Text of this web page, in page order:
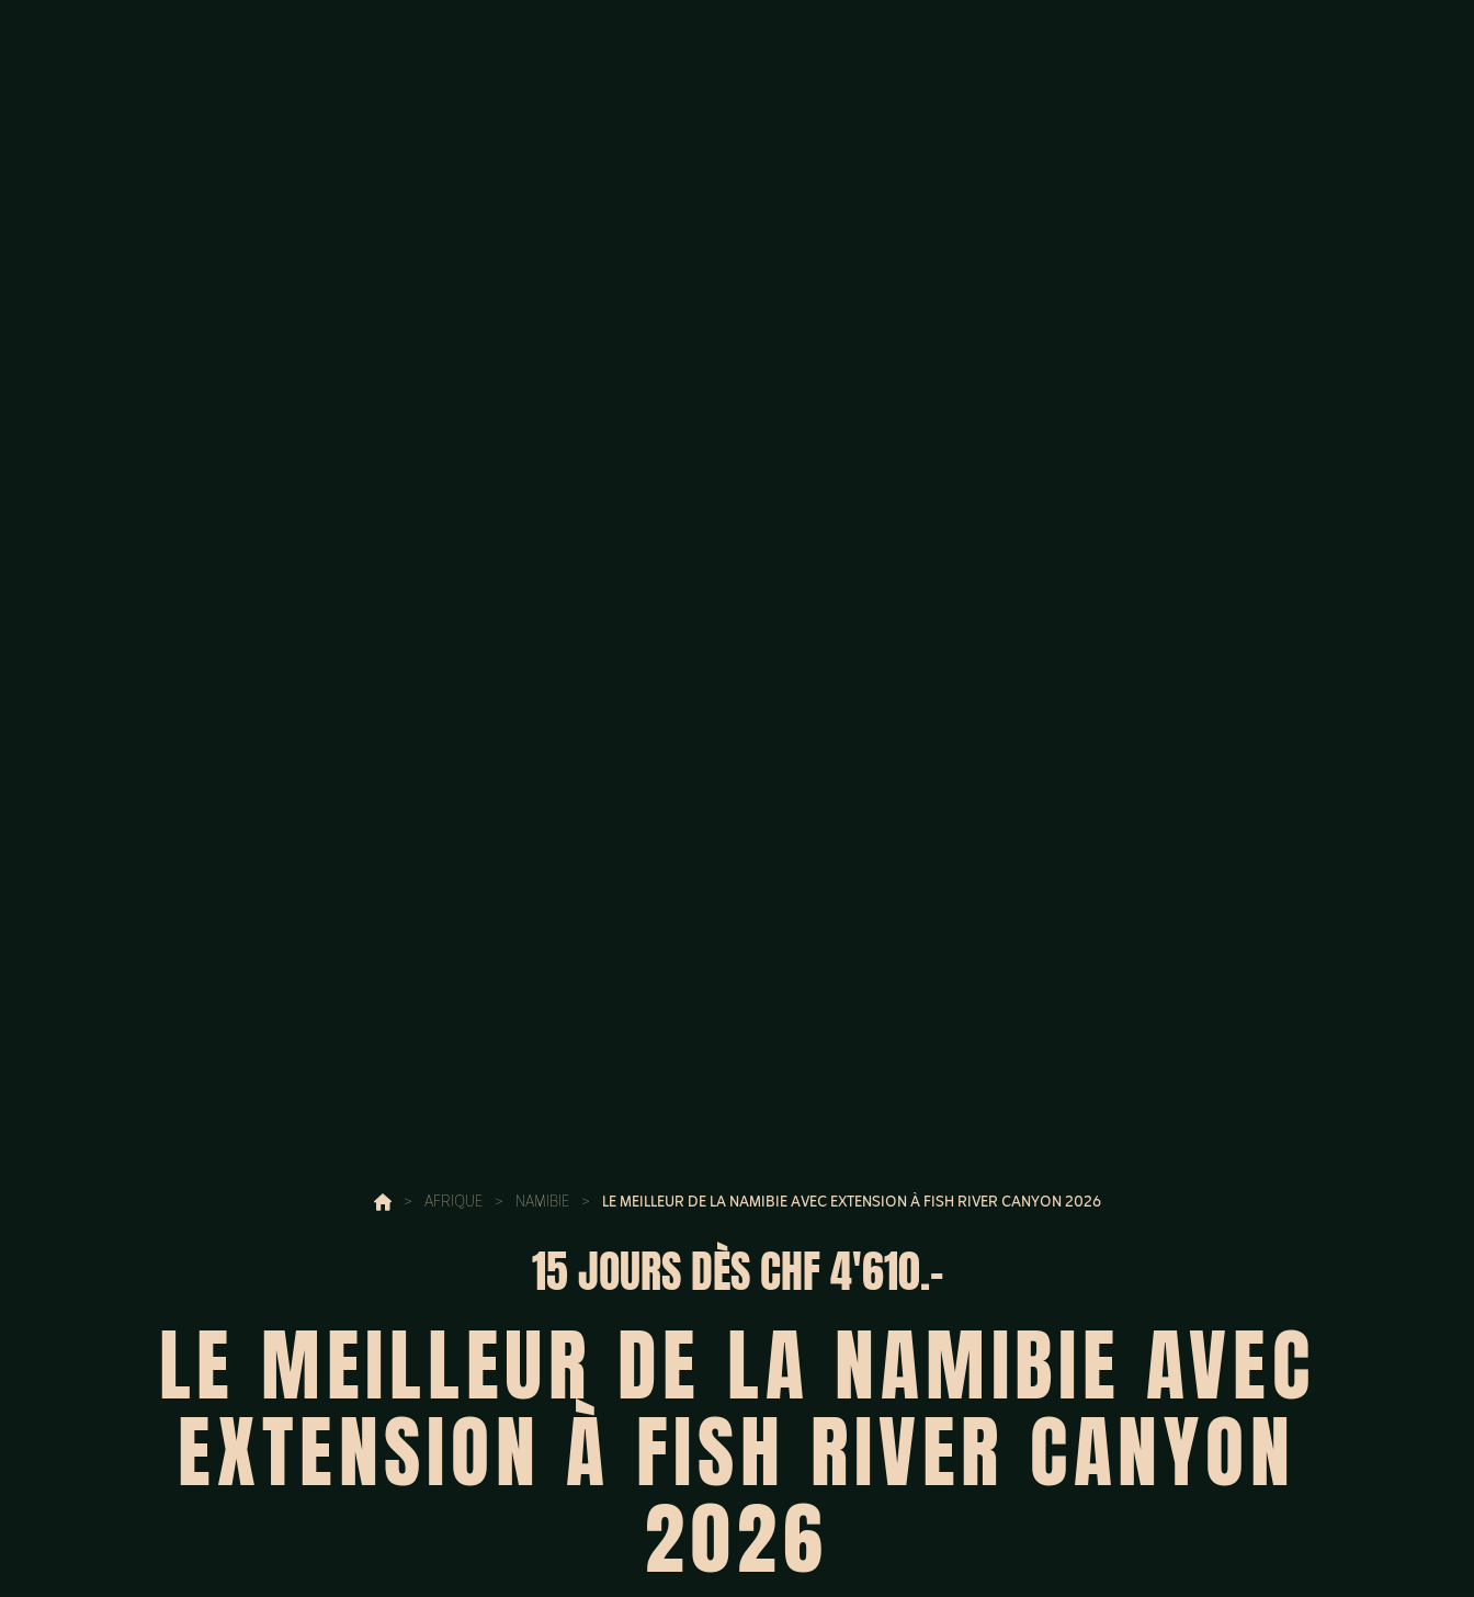
> AFRIQUE > NAMIBIE > LE MEILLEUR DE LA NAMIBIE AVEC EXTENSION À FISH RIVER CANYON 2026
15 JOURSDÈS CHF 4'610.-
LE MEILLEUR DE LA NAMIBIE AVEC
EXTENSION À FISH RIVER CANYON
2026